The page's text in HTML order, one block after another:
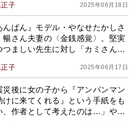
子 2025年06月18日
んぱん』モデル・やなせたかしさ
暢さん夫妻の〈金銭感覚〉。堅実
つましい先生に対し「カミさんは
」子 2025年06月17日
災後に女の子から『アンパンマン
けに来てくれる』という手紙をも
、作者として考えたのは…」やな